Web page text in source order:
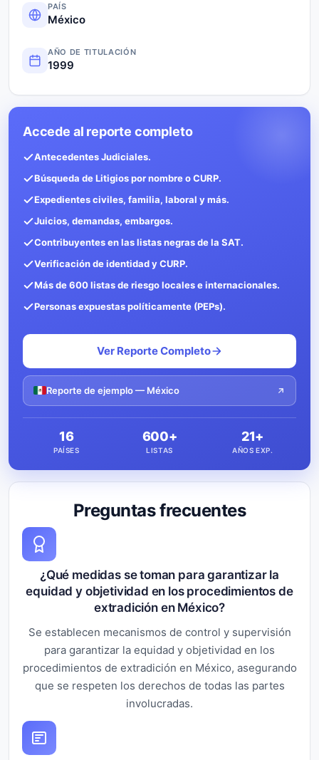
PAÍS
México
AÑO DE TITULACIÓN
1999
Preguntas frecuentes
¿Qué medidas se toman para garantizar la
equidad y objetividad en los procedimientos de
extradición en México?
Se establecen mecanismos de control y supervisión
para garantizar la equidad y objetividad en los
procedimientos de extradición en México, asegurando
que se respeten los derechos de todas las partes
involucradas.
Accede al reporte completo
Antecedentes Judiciales.
Búsqueda de Litigios por nombre o CURP.
Expedientes civiles, familia, laboral y más.
Juicios, demandas, embargos.
Contribuyentes en las listas negras de la SAT.
Verificación de identidad y CURP.
Más de 600 listas de riesgo locales e internacionales.
Personas expuestas políticamente (PEPs).
Ver Reporte Completo
Reporte de ejemplo — México
16
PAÍSES
600+
LISTAS
21+
AÑOS EXP.